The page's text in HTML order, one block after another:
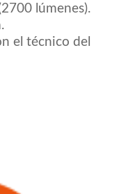
lúmenes).
el técnico del